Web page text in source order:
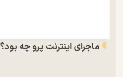
ماجرای اینترنت پرو چه بود؟